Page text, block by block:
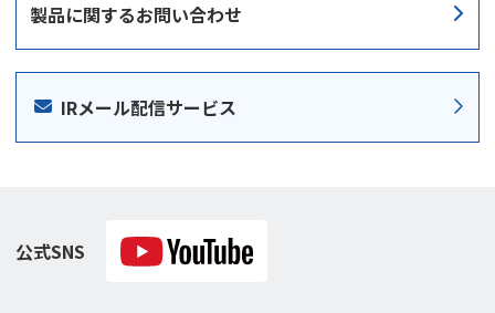
製品に関するお問い合わせ
IRメール配信サービス
公式SNS